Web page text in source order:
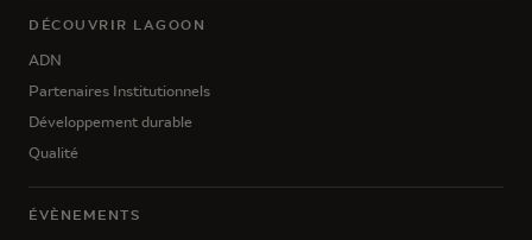
DÉCOUVRIR LAGOON
ADN
Partenaires Institutionnels
Développement durable
Qualité
ÉVÈNEMENTS